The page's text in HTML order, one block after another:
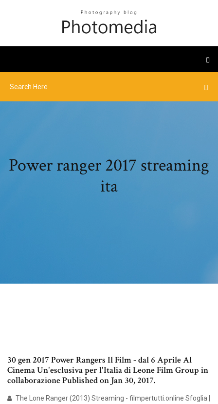
Power ranger 2017 streaming
ita
30 gen 2017 Power Rangers Il Film - dal 6 Aprile Al
Cinema Un'esclusiva per l'Italia di Leone Film Group in
collaborazione Published on Jan 30, 2017.
The Lone Ranger (2013) Streaming - filmpertutti.online Sfoglia |